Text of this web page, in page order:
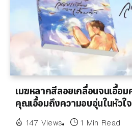
เมฆหลากสีลอยเกลื่อนจนเอื้อ
คุณเอื้อมถึงความอบอุ่นในหัวใ
147 Views 1 Min Read